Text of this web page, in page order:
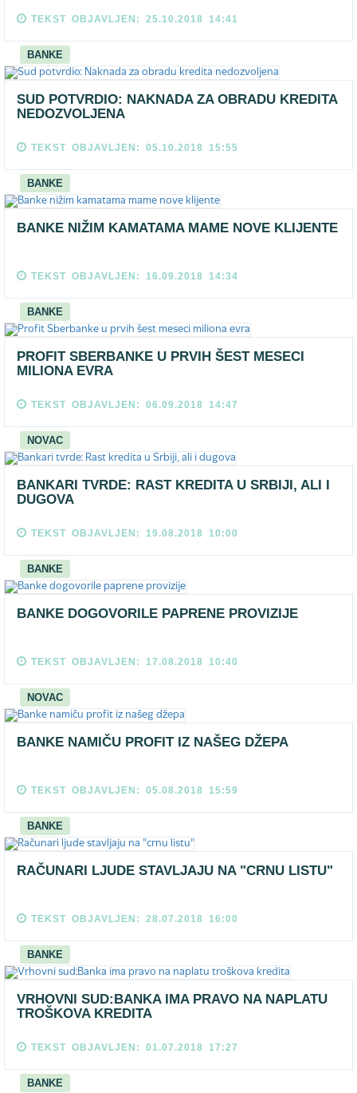
TEKST OBJAVLJEN: 25.10.2018 14:41
BANKE
SUD POTVRDIO: NAKNADA ZA OBRADU KREDITA
NEDOZVOLJENA
TEKST OBJAVLJEN: 05.10.2018 15:55
BANKE
BANKE NIŽIM KAMATAMA MAME NOVE KLIJENTE
TEKST OBJAVLJEN: 16.09.2018 14:34
BANKE
PROFIT SBERBANKE U PRVIH ŠEST MESECI
MILIONA EVRA
TEKST OBJAVLJEN: 06.09.2018 14:47
NOVAC
BANKARI TVRDE: RAST KREDITA U SRBIJI, ALI I
DUGOVA
TEKST OBJAVLJEN: 19.08.2018 10:00
BANKE
BANKE DOGOVORILE PAPRENE PROVIZIJE
TEKST OBJAVLJEN: 17.08.2018 10:40
NOVAC
BANKE NAMIČU PROFIT IZ NAŠEG DŽEPA
TEKST OBJAVLJEN: 05.08.2018 15:59
BANKE
RAČUNARI LJUDE STAVLJAJU NA "CRNU LISTU"
TEKST OBJAVLJEN: 28.07.2018 16:00
BANKE
VRHOVNI SUD:BANKA IMA PRAVO NA NAPLATU
TROŠKOVA KREDITA
TEKST OBJAVLJEN: 01.07.2018 17:27
BANKE